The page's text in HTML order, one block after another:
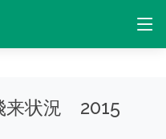
来状況 2015